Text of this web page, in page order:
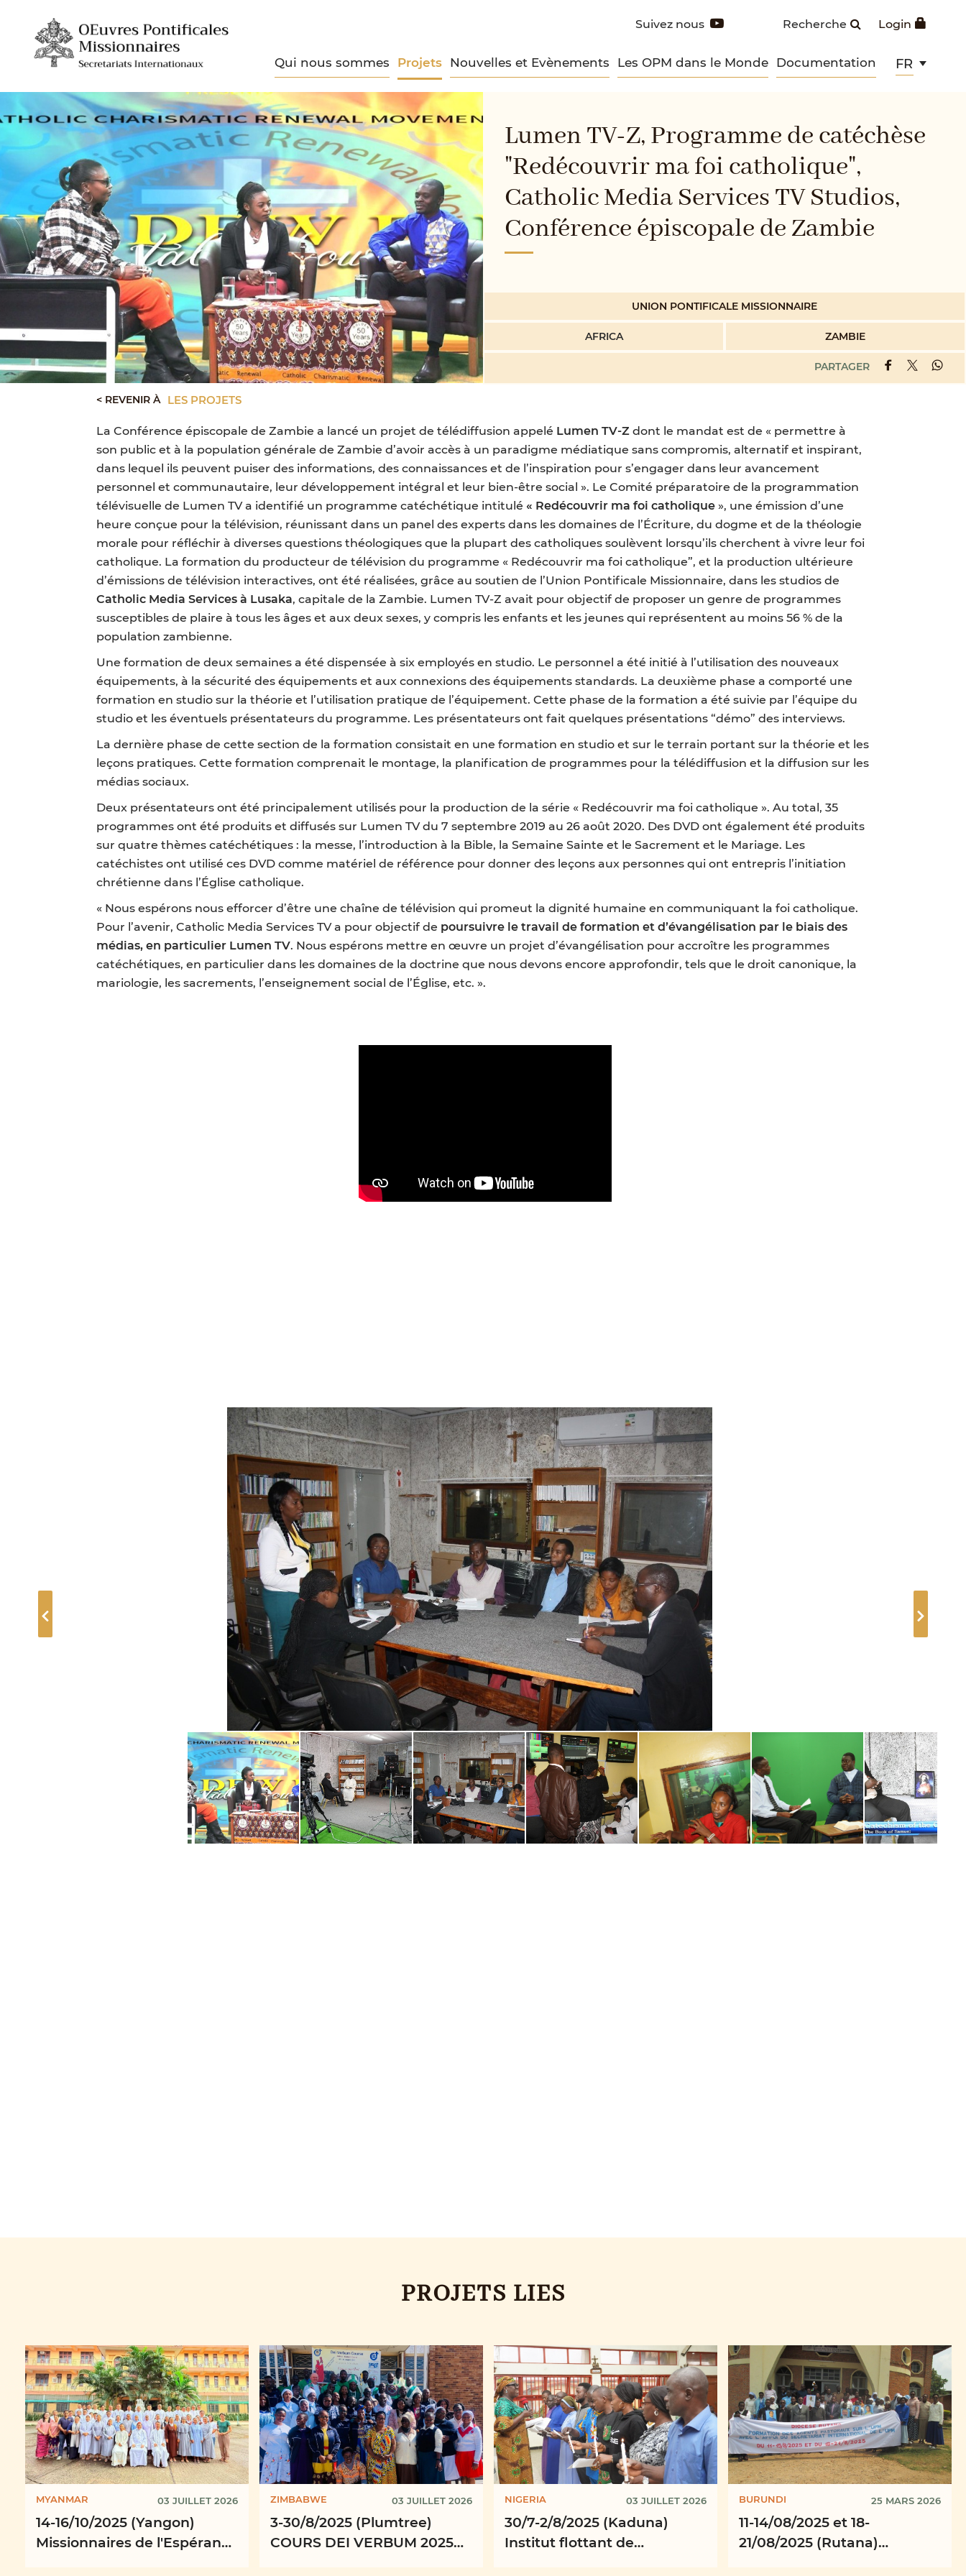
Login
Recherche
Suivez nous
Qui nous sommes Projets Nouvelles et Evènements Les OPM dans le Monde Documentation FR
Lumen TV-Z, Programme de catéchèse
"Redécouvrir ma foi catholique",
Catholic Media Services TV Studios,
Conférence épiscopale de Zambie
UNION PONTIFICALE MISSIONNAIRE
AFRICA ZAMBIE
PARTAGER
< REVENIR À LES PROJETS
La Conférence épiscopale de Zambie a lancé un projet de télédiffusion appelé Lumen TV-Zdont le mandat est de « permettre à
son public et à la population générale de Zambie d’avoir accès à un paradigme médiatique sans compromis, alternatif et inspirant,
dans lequel ils peuvent puiser des informations, des connaissances et de l’inspiration pour s’engager dans leur avancement
personnel et communautaire, leur développement intégral et leur bien-être social ». Le Comité préparatoire de la programmation
télévisuelle de Lumen TV a identifié un programme catéchétique intitulé « Redécouvrir ma foi catholique», une émission d’une
heure conçue pour la télévision, réunissant dans un panel des experts dans les domaines de l’Écriture, du dogme et de la théologie
morale pour réfléchir à diverses questions théologiques que la plupart des catholiques soulèvent lorsqu’ils cherchent à vivre leur foi
catholique. La formation du producteur de télévision du programme « Redécouvrir ma foi catholique”, et la production ultérieure
d’émissions de télévision interactives, ont été réalisées, grâce au soutien de l’Union Pontificale Missionnaire, dans les studios de
Catholic Media Services à Lusaka, capitale de la Zambie. Lumen TV-Z avait pour objectif de proposer un genre de programmes
susceptibles de plaire à tous les âges et aux deux sexes, y compris les enfants et les jeunes qui représentent au moins 56 % de la
population zambienne.
Une formation de deux semaines a été dispensée à six employés en studio. Le personnel a été initié à l’utilisation des nouveaux
équipements, à la sécurité des équipements et aux connexions des équipements standards. La deuxième phase a comporté une
formation en studio sur la théorie et l’utilisation pratique de l’équipement. Cette phase de la formation a été suivie par l’équipe du
studio et les éventuels présentateurs du programme. Les présentateurs ont fait quelques présentations “démo” des interviews.
La dernière phase de cette section de la formation consistait en une formation en studio et sur le terrain portant sur la théorie et les
leçons pratiques. Cette formation comprenait le montage, la planification de programmes pour la télédiffusion et la diffusion sur les
médias sociaux.
Deux présentateurs ont été principalement utilisés pour la production de la série « Redécouvrir ma foi catholique ». Au total, 35
programmes ont été produits et diffusés sur Lumen TV du 7 septembre 2019 au 26 août 2020. Des DVD ont également été produits
sur quatre thèmes catéchétiques : la messe, l’introduction à la Bible, la Semaine Sainte et le Sacrement et le Mariage. Les
catéchistes ont utilisé ces DVD comme matériel de référence pour donner des leçons aux personnes qui ont entrepris l’initiation
chrétienne dans l’Église catholique.
« Nous espérons nous efforcer d’être une chaîne de télévision qui promeut la dignité humaine en communiquant la foi catholique.
Pour l’avenir, Catholic Media Services TV a pour objectif de poursuivre le travail de formation et d’évangélisation par le biais des
médias, en particulier Lumen TV. Nous espérons mettre en œuvre un projet d’évangélisation pour accroître les programmes
catéchétiques, en particulier dans les domaines de la doctrine que nous devons encore approfondir, tels que le droit canonique, la
mariologie, les sacrements, l’enseignement social de l’Église, etc. ».
PROJETS LIES
MYANMAR 03 JUILLET 2026
14-16/10/2025 (Yangon)
Missionnaires de l'Espérance
ZIMBABWE 03 JUILLET 2026
3-30/8/2025 (Plumtree)
COURS DEI VERBUM 2025
NIGERIA 03 JUILLET 2026
30/7-2/8/2025 (Kaduna)
Institut flottant de
BURUNDI 25 MARS 2026
11-14/08/2025 et 18-
21/08/2025 (Rutana)